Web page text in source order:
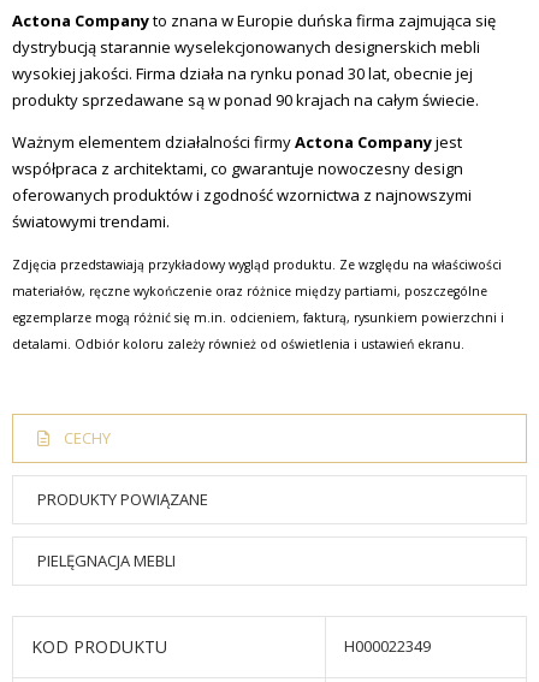
Actona Companyto znana w Europie duńska firma zajmująca się
dystrybucją starannie wyselekcjonowanych designerskich mebli
wysokiej jakości. Firma działa na rynku ponad 30 lat, obecnie jej
produkty sprzedawane są w ponad 90 krajach na całym świecie.
Ważnym elementem działalności firmyActona Companyjest
współpraca z architektami, co gwarantuje nowoczesny design
oferowanych produktów i zgodność wzornictwa z najnowszymi
światowymi trendami.
Zdjęcia przedstawiają przykładowy wygląd produktu. Ze względu na właściwości
materiałów, ręczne wykończenie oraz różnice między partiami, poszczególne
egzemplarze mogą różnić się m.in. odcieniem, fakturą, rysunkiem powierzchni i
detalami. Odbiór koloru zależy również od oświetlenia i ustawień ekranu.
CECHY
PRODUKTY POWIĄZANE
PIELĘGNACJA MEBLI
KOD PRODUKTU H000022349